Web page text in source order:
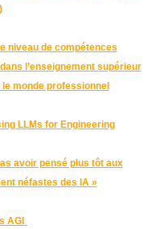
niveau de compétences
l’enseignement supérieur
monde professionnel
LLMs for Engineering
avoir pensé plus tôt aux
néfastes des IA »
AGI